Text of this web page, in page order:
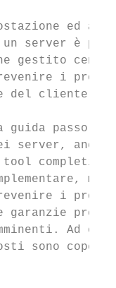
ed
server è
gestito
i
del cliente.
guida passo a
server,
completi
i
garanzie pre-
Ad
sono